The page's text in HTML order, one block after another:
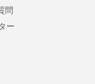
問
ー